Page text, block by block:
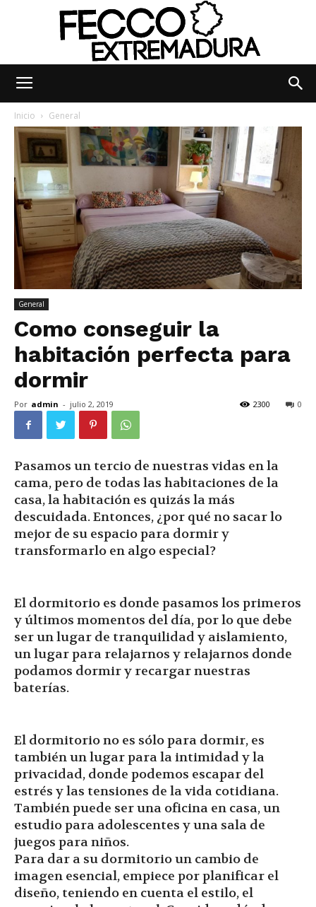
Digital
Extremadura
Inicio General
General
Como conseguir la
habitación perfecta para
dormir
Por admin - julio 2, 2019 0
2300
Pasamos un tercio de nuestras vidas en la
cama, pero de todas las habitaciones de la
casa, la habitación es quizás la más
descuidada. Entonces, ¿por qué no sacar lo
mejor de su espacio para dormir y
transformarlo en algo especial?
El dormitorio es donde pasamos los primeros
y últimos momentos del día, por lo que debe
ser un lugar de tranquilidad y aislamiento,
un lugar para relajarnos y relajarnos donde
podamos dormir y recargar nuestras
baterías.
El dormitorio no es sólo para dormir, es
también un lugar para la intimidad y la
privacidad, donde podemos escapar del
estrés y las tensiones de la vida cotidiana.
También puede ser una oficina en casa, un
estudio para adolescentes y una sala de
juegos para niños.
Para dar a su dormitorio un cambio de
imagen esencial, empiece por planificar el
diseño, teniendo en cuenta el estilo, el